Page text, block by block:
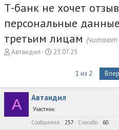
Т-банк не хочет
персональные
третьим лицам (читают
А
р
е
м
Автандил
Д
н
а
ч
л
23.07.25
1 из 2
А Автандил
Участник
Сообщения
257 Спасибо 60